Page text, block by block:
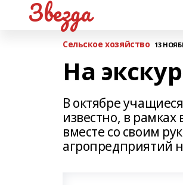
Звезда
Сельское хозяйство 13
На
В октябре
известно, в
вместе со своим
агропредприятий